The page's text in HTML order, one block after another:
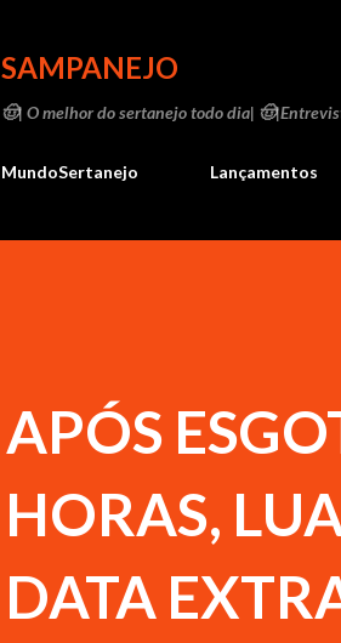
SAMPANEJO
🤠| O melhor do sertanejo todo dia|
MundoSertanejo Lançamentos
APÓS
HORAS,
DATA